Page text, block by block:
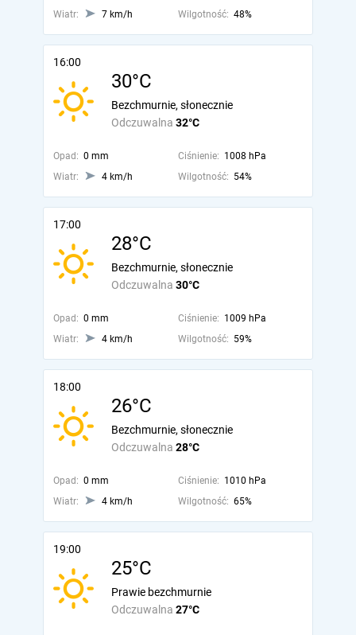
Wiatr:
7 km/h Wilgotność: 48%
16:00
30°C
Odczuwalna 32°C
Bezchmurnie, słonecznie
Opad: 0 mm Ciśnienie: 1008 hPa
Wiatr:
4 km/h Wilgotność: 54%
17:00
28°C
Odczuwalna 30°C
Bezchmurnie, słonecznie
Opad: 0 mm Ciśnienie: 1009 hPa
Wiatr:
4 km/h Wilgotność: 59%
18:00
26°C
Odczuwalna 28°C
Bezchmurnie, słonecznie
Opad: 0 mm Ciśnienie: 1010 hPa
Wiatr:
4 km/h Wilgotność: 65%
19:00
25°C
Odczuwalna 27°C
Prawie bezchmurnie